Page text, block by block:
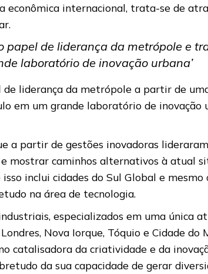
econômica internacional, trata-se de
papel de liderança da metrópole e
laboratório de inovação urbana’
liderança da metrópole a partir de
em um grande laboratório de
a partir de gestões inovadoras
mostrar caminhos alternativos à atual
inclui cidades do Sul Global e
na área de tecnologia.
especializados em uma única
Nova Iorque, Tóquio e Cidade
catalisadora da criatividade e da
da sua capacidade de gerar